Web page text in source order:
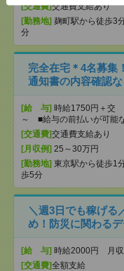
[交通費]交通費支給あり
[勤務地] 麹町駅から徒歩3
分
完全在宅＊4名募集
通知書の内容確認
[給 与] 時給1750円＋交
～ ■給与の前払いが可能
[交通費]交通費支給あり
[月収例] 25～30万円
[勤務地] 東京駅から徒歩1
歩5分
＼週3日でも稼げる
め！防災に関わる
[給 与] 時給2000円 月収
[交通費]全額支給